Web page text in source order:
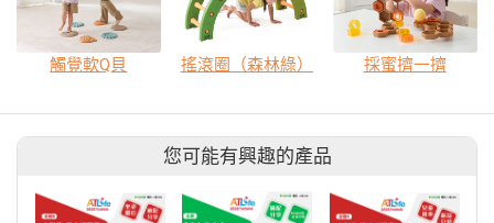
觸覺軟Q貝 搖滾圈（森林綠） 採蜜擠一擠
您可能有興趣的產品